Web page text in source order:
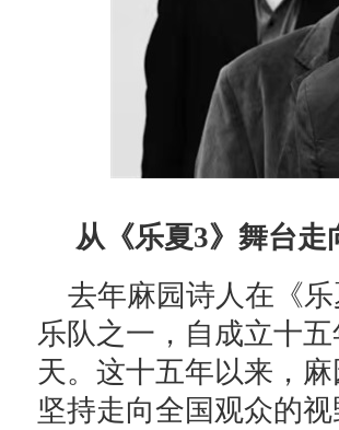
从《乐夏3》舞台
去年麻园诗人在《
乐队之一，自成立十
天。这十五年以来，
坚持走向全国观众的